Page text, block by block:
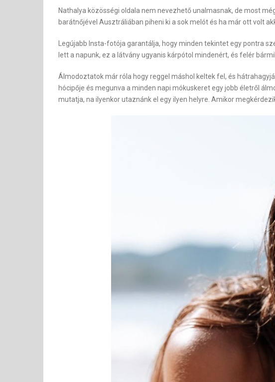
Nathalya közösségi oldala nem nevezhető unalmasnak, de most
barátnőjével Ausztráliában piheni ki a sok melót és ha már ott volt
Legújabb Insta-fotója garantálja, hogy minden tekintet egy pontra
lett a napunk, ez a látvány ugyanis kárpótol mindenért, és felér
Álmodoztatok már róla hogy reggel máshol keltek fel, és
hócipője és megunva a minden napi mókuskeret egy jobb életről
mutatja, na ilyenkor utaznánk el egy ilyen helyre. Amikor